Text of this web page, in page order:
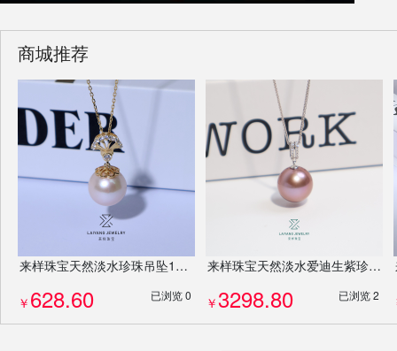
商城推荐
来样珠宝天然淡水珍珠吊坠12-13mm扇子简约设计S925银吊坠项链8247
￥ 628.60 已浏览 0
来样珠宝天然淡水爱迪生紫珍珠14-15mm正圆无瑕18K金钻石吊坠8711
￥ 3298.80 已浏览 2